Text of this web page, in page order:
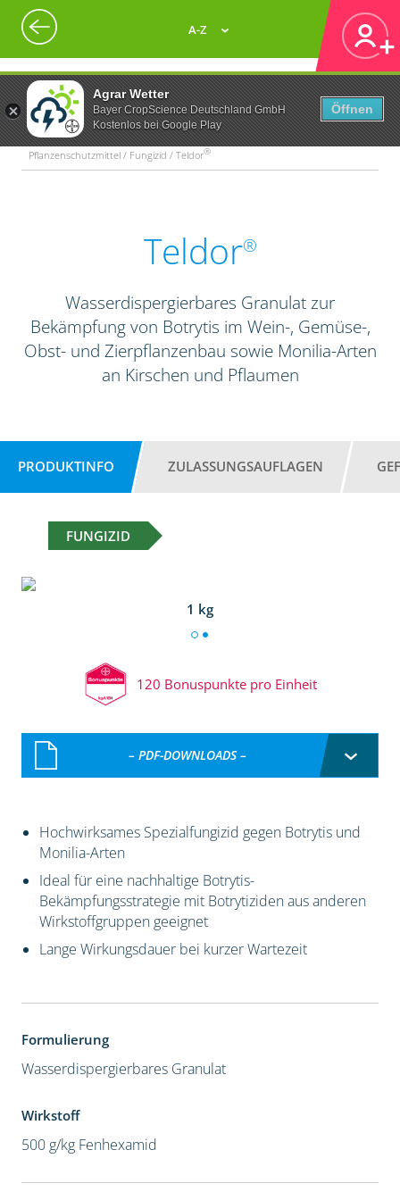
Agrar Wetter
Bayer CropScience Deutschland GmbH
Kostenlos bei Google Play
Öffnen
A-Z
Pflanzenschutzmittel / Fungizid / Teldor®
Teldor®
Wasserdispergierbares Granulat zur
Bekämpfung von Botrytis im Wein-, Gemüse-,
Obst- und Zierpflanzenbau sowie Monilia-Arten
an Kirschen und Pflaumen
PRODUKTINFO ZULASSUNGSAUFLAGEN
FUNGIZID
1 kg
120 Bonuspunkte pro Einheit
– PDF-DOWNLOADS –
Hochwirksames Spezialfungizid gegen Botrytis und
Monilia-Arten
Ideal für eine nachhaltige Botrytis-
Bekämpfungsstrategie mit Botrytiziden aus anderen
Wirkstoffgruppen geeignet
Lange Wirkungsdauer bei kurzer Wartezeit
Formulierung
Wasserdispergierbares Granulat
Wirkstoff
500 g/kg Fenhexamid